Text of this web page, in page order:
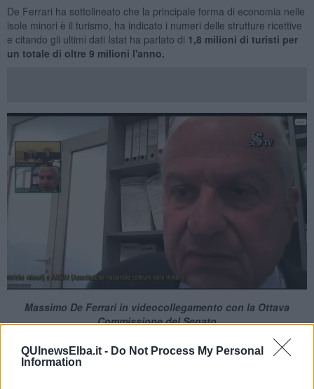
QUInewsElba.it - Do Not Process My Personal
Information
De Ferrari ha sottolineato che la principale forma di economia nelle
isole minori è il turismo, ha indicato i numeri delle strutture ricettive
e citando gli ultimi dati Istat ha parlato di 1,8 milioni di turisti per
un totale di oltre 9 milioni l'anno.
Massimo De Ferrari in videocollegamento con la Ottava
Commissione del Senato
Il presidente di Federalberghi ha indicato la necessità di creare un
ecosistema di armonia eliminando gli ostacoli allo sviluppo delle
piccole isole, spiegando che è necessario investire sul turismo e